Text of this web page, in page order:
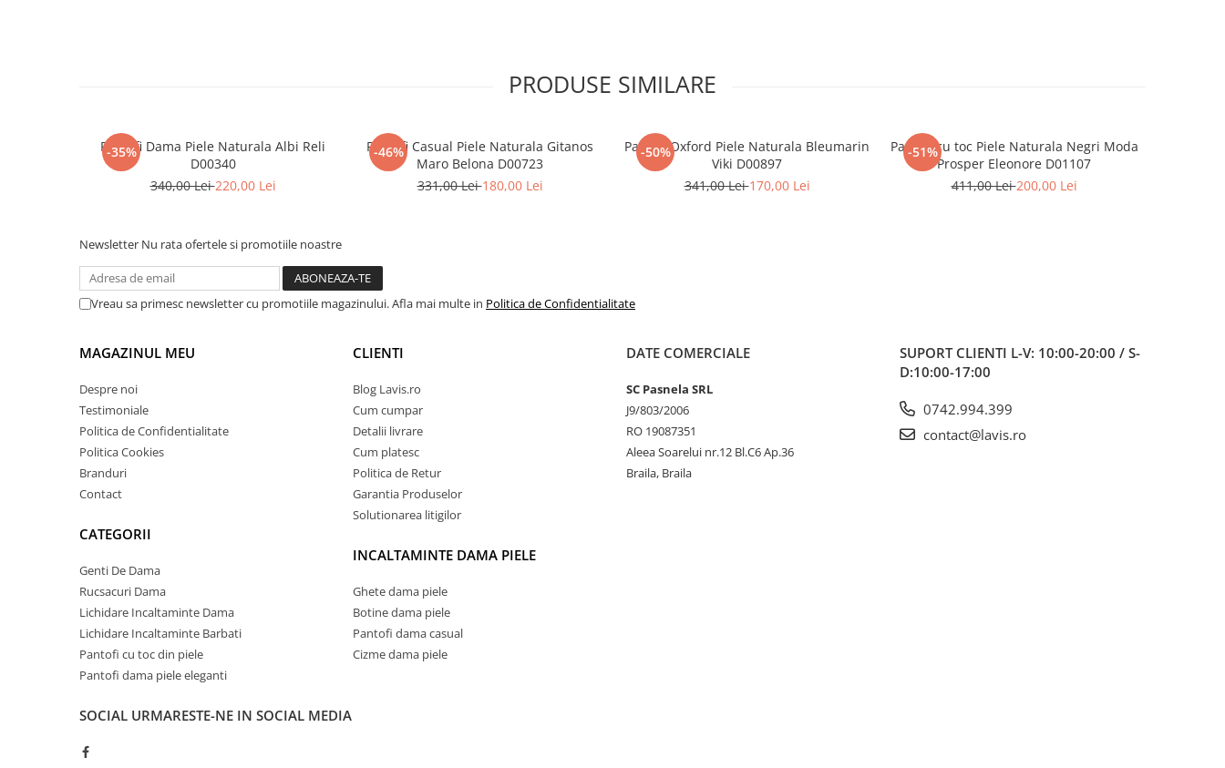
PRODUSE SIMILARE
-35%
Pantofi Dama Piele Naturala Albi Reli
D00340
340,00 Lei220,00 Lei
-46%
Pantofi Casual Piele Naturala Gitanos
Maro Belona D00723
331,00 Lei180,00 Lei
-50%
Pantofi Oxford Piele Naturala Bleumarin
Viki D00897
341,00 Lei170,00 Lei
-51%
Pantofi cu toc Piele Naturala Negri Moda
Prosper Eleonore D01107
411,00 Lei200,00 Lei
Newsletter Nu rata ofertele si promotiile noastre
Vreau sa primesc newsletter cu promotiile magazinului. Afla mai multe in Politica de Confidentialitate
MAGAZINUL MEU
Despre noi
Testimoniale
Politica de Confidentialitate
Politica Cookies
Branduri
Contact
CATEGORII
Genti De Dama
Rucsacuri Dama
Lichidare Incaltaminte Dama
Lichidare Incaltaminte Barbati
Pantofi cu toc din piele
Pantofi dama piele eleganti
CLIENTI
Blog Lavis.ro
Cum cumpar
Detalii livrare
Cum platesc
Politica de Retur
Garantia Produselor
Solutionarea litigilor
INCALTAMINTE DAMA PIELE
Ghete dama piele
Botine dama piele
Pantofi dama casual
Cizme dama piele
DATE COMERCIALE
SC Pasnela SRL
J9/803/2006
RO 19087351
Aleea Soarelui nr.12 Bl.C6 Ap.36
Braila, Braila
SUPORT CLIENTI L-V: 10:00-20:00 / S-
D:10:00-17:00
0742.994.399
contact@lavis.ro
SOCIAL URMARESTE-NE IN SOCIAL MEDIA